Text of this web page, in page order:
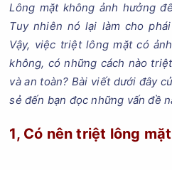
Lông mặt không ảnh hưởng
Tuy nhiên nó lại làm cho
Vậy, việc triệt lông mặt có
không, có những cách nào
và an toàn? Bài viết dưới đây
sẻ đến bạn đọc những vấn đề
1, Có nên triệt lông